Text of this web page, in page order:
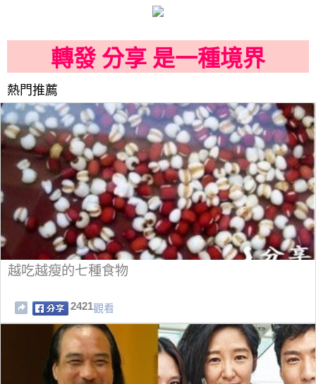
轉發 分享 是一種境界
熱門推薦
越吃越瘦的七種食物
2421觀看